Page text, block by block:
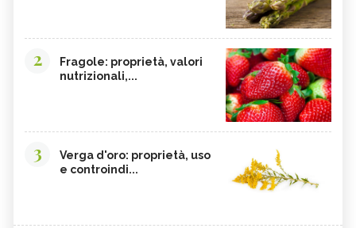
2
Fragole: proprietà, valori
nutrizionali,...
3
Verga d'oro: proprietà, uso
e controindi...